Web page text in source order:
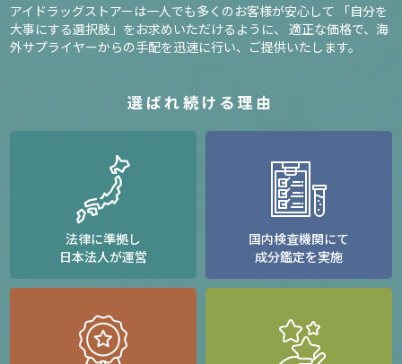
アイドラッグストアーは一人でも多くのお客様が安心して
「自分を
大事にする選択肢」をお求めいただけるように、
適正な価格で、海
外サプライヤーからの手配を迅速に行い、ご提供いたします。
選ばれ続ける理由
法律に準拠し
日本法人が運営
国内検査機関にて
成分鑑定を実施